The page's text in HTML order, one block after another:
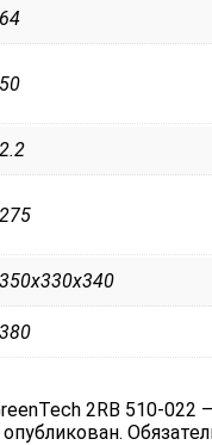
64
50
2.2
275
350x330x340
380
2RB 510-